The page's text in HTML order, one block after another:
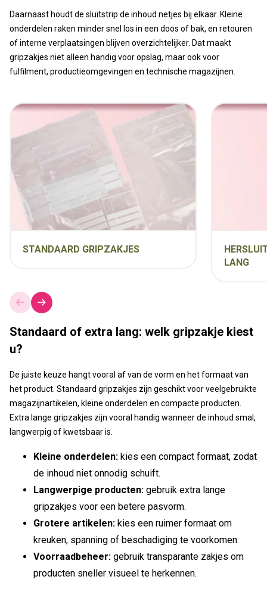
Daarnaast houdt de sluitstrip de inhoud netjes bij elkaar. Kleine
onderdelen raken minder snel los in een doos of bak, en retouren
of interne verplaatsingen blijven overzichtelijker. Dat maakt
gripzakjes niet alleen handig voor opslag, maar ook voor
fulfilment, productieomgevingen en technische magazijnen.
STANDAARD GRIPZAKJES
LANG
Standaard of extra lang: welk gripzakje kiest
u?
De juiste keuze hangt vooral af van de vorm en het formaat van
het product. Standaard gripzakjes zijn geschikt voor veelgebruikte
magazijnartikelen, kleine onderdelen en compacte producten.
Extra lange gripzakjes zijn vooral handig wanneer de inhoud smal,
langwerpig of kwetsbaar is.
Kleine onderdelen: kies een compact formaat, zodat
de inhoud niet onnodig schuift.
Langwerpige producten: gebruik extra lange
gripzakjes voor een betere pasvorm.
Grotere artikelen: kies een ruimer formaat om
kreuken, spanning of beschadiging te voorkomen.
Voorraadbeheer: gebruik transparante zakjes om
producten sneller visueel te herkennen.